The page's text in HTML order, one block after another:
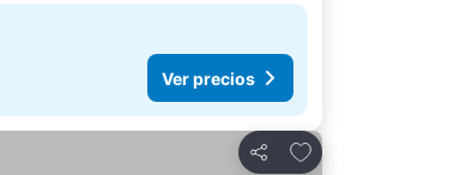
Ver precios
Compartir
Agregar a favoritos